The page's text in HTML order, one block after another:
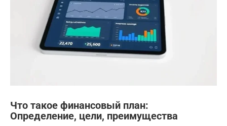
Что такое финансовый план:
Определение, цели, преимущества